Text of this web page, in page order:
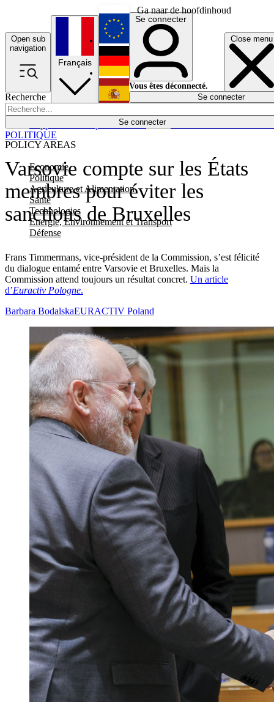
Ga naar de hoofdinhoud
Open sub
navigation
Close menu
Recherche
Se connecter
POLICY AREAS
Economie
Politique
Agriculture et Alimentation
Santé
Technologies
Energie, Environnement et Transport
Défense
Économie
Français
English
Deutsch
Español
Se connecter
Vous êtes déconnecté.
Se connecter
Varsovie compte sur les États
membres pour éviter les
sanctions de Bruxelles
Frans Timmermans, vice-président de la Commission, s’est félicité
du dialogue entamé entre Varsovie et Bruxelles. Mais la
Commission attend toujours un résultat concret. Un article
d’Euractiv Pologne.
POLITIQUE
Barbara BodalskaEURACTIV Poland